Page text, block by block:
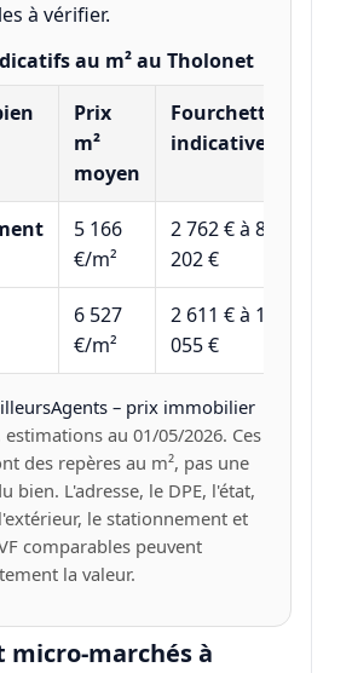
à vérifier.
au m² au Tholonet
Prix
m²
moyen
Fourchette
indicative
5 166
€/m²
2 762 € à 8
202 €
6 527
€/m²
2 611 € à 13
055 €
– prix immobilier
estimations au 01/05/2026. Ces
des repères au m², pas une
bien. L'adresse, le DPE, l'état,
le stationnement et
comparables peuvent
la valeur.
micro-marchés à